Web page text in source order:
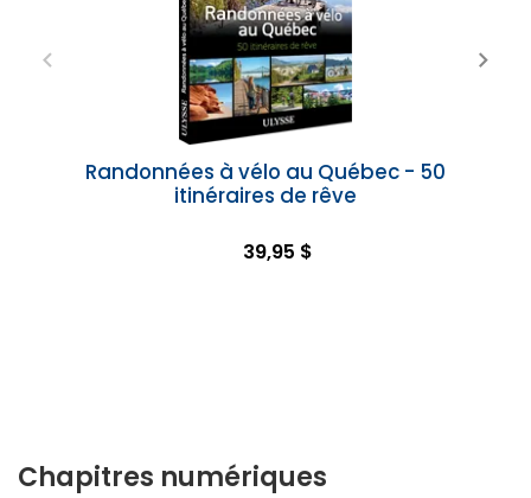
Randonnées à vélo au Québec - 50
itinéraires de rêve
39,95 $
Chapitres numériques